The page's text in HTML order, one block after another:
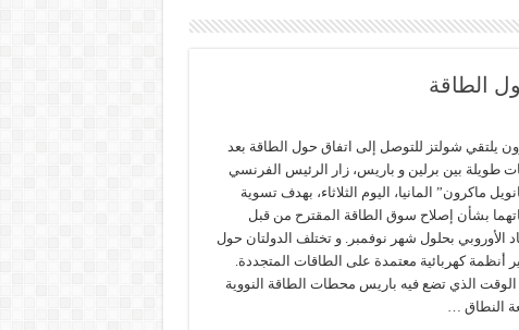
الطاقة
يلتقي شولتز للتوصل إلى اتفاق حول الطاقة بعد
طويلة بين برلين و باريس، زار الرئيس الفرنسي
ماكرون” المانيا، اليوم الثلاثاء، بهدف تسوية
بشأن إصلاح سوق الطاقة المقترح من قبل
الأوروبي بحلول شهر نوفمبر. و تختلف الدولتان حول
أنظمة كهربائية معتمدة على الطاقات المتجددة.
الذي تضع فيه باريس محطات الطاقة النووية
النطاق …